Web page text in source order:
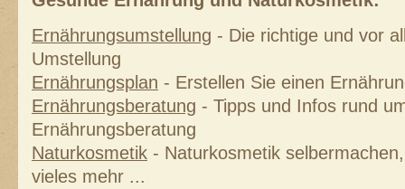
Ernährungsumstellung - Die richtige und vor
Umstellung
Ernährungsplan - Erstellen Sie einen
Ernährungsberatung - Tipps und Infos rund
Ernährungsberatung
Naturkosmetik - Naturkosmetik
vieles mehr ...